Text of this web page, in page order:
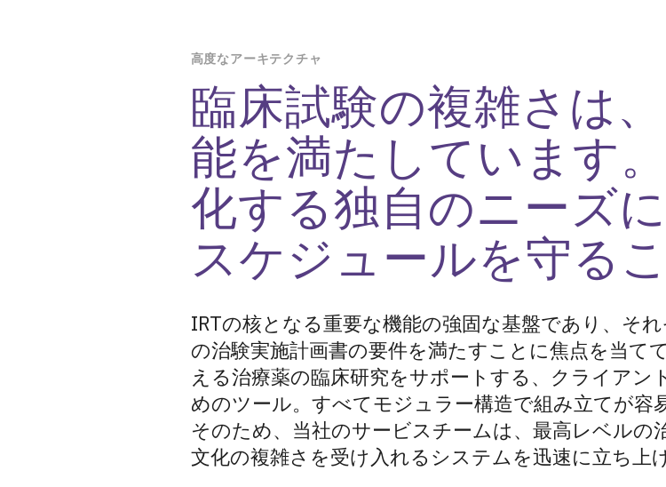
高度なアーキテクチャ
臨床試験の複雑さは
能を満たしています
化する独自のニーズ
スケジュールを守る
IRTの核となる重要な機能の強固な基盤であり、そ
の治験実施計画書の要件を満たすことに焦点を当て
える治療薬の臨床研究をサポートする、クライアン
めのツール。すべてモジュラー構造で組み立てが容
そのため、当社のサービスチームは、最高レベルの
文化の複雑さを受け入れるシステムを迅速に立ち上